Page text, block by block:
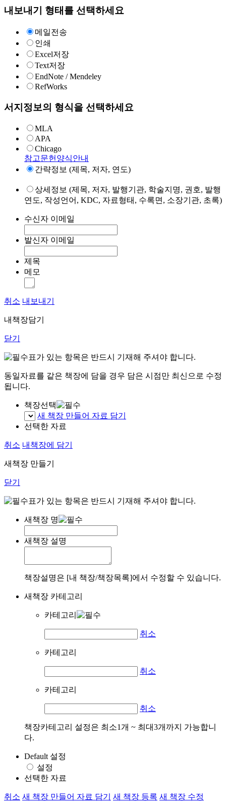
내보내기 형태를 선택하세요
메일전송
인쇄
Excel저장
Text저장
EndNote / Mendeley
RefWorks
서지정보의 형식을 선택하세요
MLA
APA
Chicago
참고문헌양식안내
간략정보 (제목, 저자, 연도)
상세정보 (제목, 저자, 발행기관, 학술지명, 권호, 발행
연도, 작성언어, KDC, 자료형태, 수록면, 소장기관, 초록)
수신자 이메일
발신자 이메일
제목
메모
취소 내보내기
내책장담기
닫기
표가 있는 항목은 반드시 기재해 주셔야 합니다.
동일자료를 같은 책장에 담을 경우 담은 시점만 최신으로 수정
됩니다.
책장선택
새 책장 만들어 자료 담기
선택한 자료
취소 내책장에 담기
새책장 만들기
닫기
표가 있는 항목은 반드시 기재해 주셔야 합니다.
새책장 명
새책장 설명
책장설명은 [내 책장/책장목록]에서 수정할 수 있습니다.
새책장 카테고리
카테고리
취소
카테고리
취소
카테고리
취소
책장카테고리 설정은 최소1개 ~ 최대3개까지 가능합니
다.
Default 설정
설정
선택한 자료
취소 새 책장 만들어 자료 담기 새 책장 등록 새 책장 수정